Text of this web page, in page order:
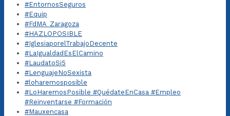
#EntornosSeguros
#Equip
#FdMA_Zaragoza
#HAZLOPOSIBLE
#IglesiaporelTrabajoDecente
#LaIgualdadEsElCamino
#LaudatoSi5
#LenguajeNoSexista
#loharemosposible
#LoHaremosPosible #QuédateEnCasa #Empleo
#Reinventarse #Formación
#Mauxencasa